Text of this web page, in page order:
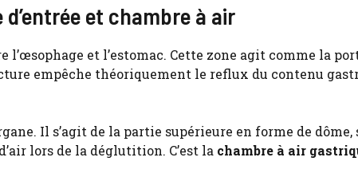
et chambre à air
et l’estomac. Cette zone agit comme la
empêche théoriquement le reflux du contenu
Il s’agit de la partie supérieure en forme de dôme,
lors de la déglutition. C’est la chambre à air